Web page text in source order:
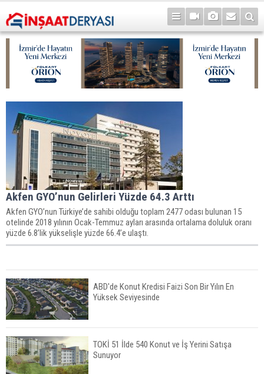
Akfen GYO’nun Gelirleri Yüzde 64.3 Arttı
Akfen GYO’nun Türkiye’de sahibi olduğu toplam 2477 odası bulunan 15
otelinde 2018 yılının Ocak-Temmuz ayları arasında ortalama doluluk oranı
yüzde 6.8’lik yükselişle yüzde 66.4’e ulaştı.
ABD'de Konut Kredisi Faizi Son Bir Yılın En
Yüksek Seviyesinde
TOKİ 51 İlde 540 Konut ve İş Yerini Satışa
Sunuyor